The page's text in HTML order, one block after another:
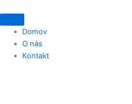
Domov
O nás
Kontakt